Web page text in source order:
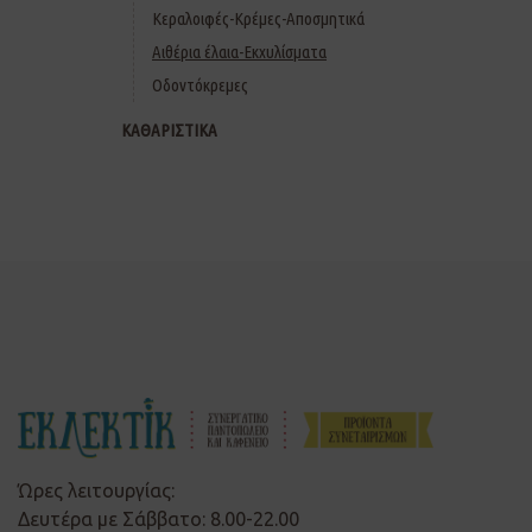
Κεραλοιφές-Κρέμες-Αποσμητικά
Αιθέρια έλαια-Εκχυλίσματα
Οδοντόκρεμες
ΚΑΘΑΡΙΣΤΙΚΑ
Ώρες λειτουργίας:
Δευτέρα με Σάββατο: 8.00-22.00